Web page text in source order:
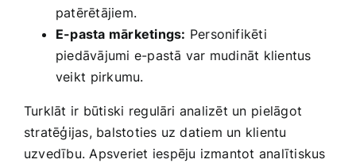
patērētājiem.
E-pasta mārketings: Personifikēti
piedāvājumi e-pastā var mudināt‍ klientus
veikt⁤ pirkumu.
Turklāt ir būtiski⁣ regulāri analizēt un ⁢pielāgot
stratēģijas, balstoties uz‌ datiem un klientu
uzvedību. Apsveriet iespēju‌ izmantot analītiskus